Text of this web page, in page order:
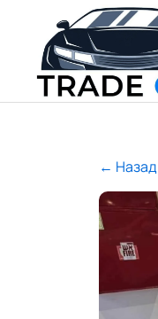
← Назад